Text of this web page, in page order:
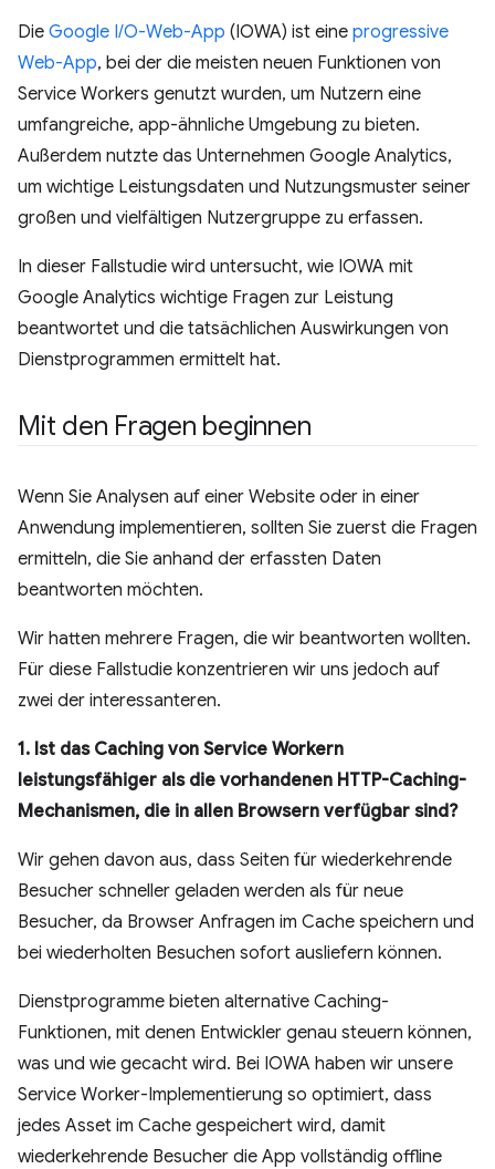
Die Google I/O-Web-App (IOWA) ist eine progressive
Web-App, bei der die meisten neuen Funktionen von
Service Workers genutzt wurden, um Nutzern eine
umfangreiche, app-ähnliche Umgebung zu bieten.
Außerdem nutzte das Unternehmen Google Analytics,
um wichtige Leistungsdaten und Nutzungsmuster seiner
großen und vielfältigen Nutzergruppe zu erfassen.
In dieser Fallstudie wird untersucht, wie IOWA mit
Google Analytics wichtige Fragen zur Leistung
beantwortet und die tatsächlichen Auswirkungen von
Dienstprogrammen ermittelt hat.
Mit den Fragen beginnen
Wenn Sie Analysen auf einer Website oder in einer
Anwendung implementieren, sollten Sie zuerst die Fragen
ermitteln, die Sie anhand der erfassten Daten
beantworten möchten.
Wir hatten mehrere Fragen, die wir beantworten wollten.
Für diese Fallstudie konzentrieren wir uns jedoch auf
zwei der interessanteren.
1. Ist das Caching von Service Workern
leistungsfähiger als die vorhandenen HTTP-Caching-
Mechanismen, die in allen Browsern verfügbar sind?
Wir gehen davon aus, dass Seiten für wiederkehrende
Besucher schneller geladen werden als für neue
Besucher, da Browser Anfragen im Cache speichern und
bei wiederholten Besuchen sofort ausliefern können.
Dienstprogramme bieten alternative Caching-
Funktionen, mit denen Entwickler genau steuern können,
was und wie gecacht wird. Bei IOWA haben wir unsere
Service Worker-Implementierung so optimiert, dass
jedes Asset im Cache gespeichert wird, damit
wiederkehrende Besucher die App vollständig offline